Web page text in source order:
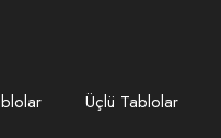
Üçlü Tablolar